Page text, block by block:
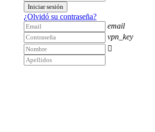
Iniciar sesión
¿Olvidó su contraseña?
email
vpn_key
